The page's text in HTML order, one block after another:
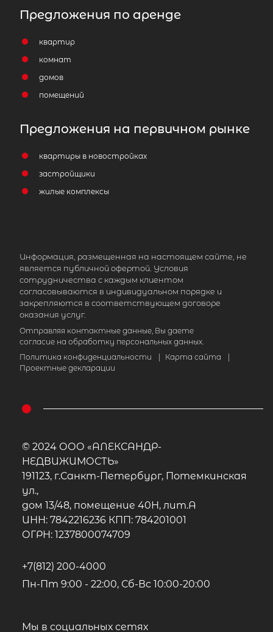
Предложения по аренде
квартир
комнат
домов
помещений
Предложения на первичном рынке
квартиры в новостройках
застройщики
жилые комплексы
Информация, размещенная на настоящем сайте, не
является публичной офертой. Условия
сотрудничества с каждым клиентом
согласовываются в индивидуальном порядке и
закрепляются в соответствующем договоре
оказания услуг.
Отправляя контактные данные, Вы даете
согласие на обработку персональных данных.
Политика конфиденциальности
Карта сайта
Проектные декларации
© 2024 ООО «АЛЕКСАНДР-
НЕДВИЖИМОСТЬ»
191123, г.Санкт-Петербург, Потемкинская
ул.,
дом 13/48, помещение 40Н, лит.А
ИНН: 7842216236 КПП: 784201001
ОГРН: 1237800074709
+7(812) 200-4000
Пн-Пт 9:00 - 22:00, Сб-Вс 10:00-20:00
Мы в социальных сетях